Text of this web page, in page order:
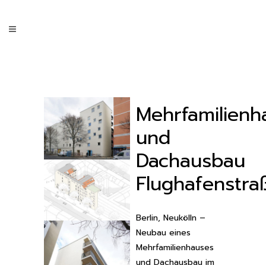
und
Dachausbau
Berlin, Neukölln –
Neubau eines
Mehrfamilienhauses
und Dachausbau im